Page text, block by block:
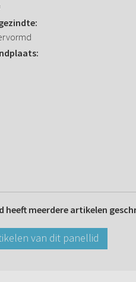
heeft meerdere artikelen
van dit panellid